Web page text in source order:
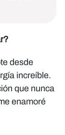
desde
increíble.
que nunca
enamoré